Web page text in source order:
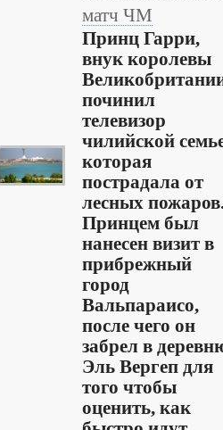
матч ЧМ
Принц Гарри,
внук королевы
починил
телевизор
чилийской
которая
пострадала от
лесных
Принцем был
нанесен визит в
прибрежный
город
Вальпараисо,
после чего он
забрел в
Эль Вергеп для
того чтобы
оценить, как